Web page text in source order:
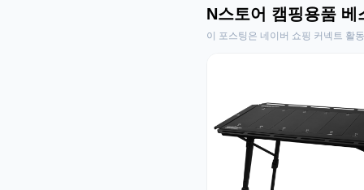
N스토어 캠핑용품 베
이 포스팅은 네이버 쇼핑 커넥트 활